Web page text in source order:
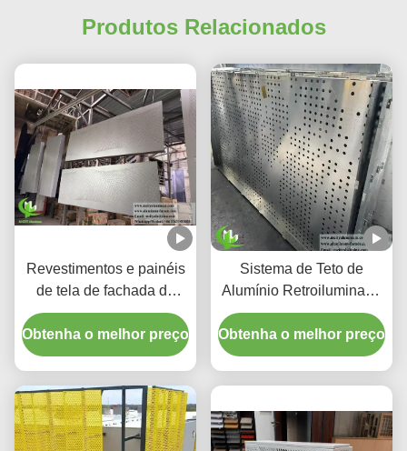
Produtos Relacionados
Revestimentos e painéis
de tela de fachada de
alumínio perfurado com
gradiente personalizado
Obtenha o melhor preço
Sistema de Teto de
Alumínio Retroiluminado
Perfurado Personalizado
com Compartimento
Integrado para LED e
Obtenha o melhor preço